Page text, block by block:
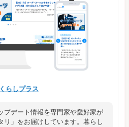
くらしプラス
プデート情報を専門家や愛好家が
リ」をお届けしています。暮らし